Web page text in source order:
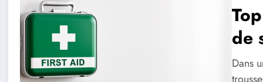
de
Dans